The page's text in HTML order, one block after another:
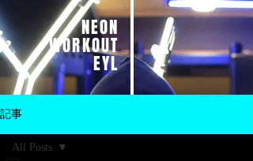
NEON
WORKOUT
EYL
記事
All Posts